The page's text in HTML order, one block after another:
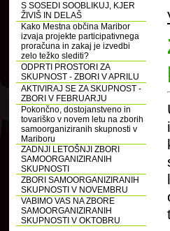
S SOSEDI SOOBLIKUJ, KJER
ŽIVIŠ IN DELAŠ
Kako Mestna občina Maribor
izvaja projekte participativnega
proračuna in zakaj je izvedbi
zelo težko slediti?
ODPRTI PROSTORI ZA
SKUPNOST - ZBORI V APRILU
AKTIVIRAJ SE ZA SKUPNOST -
ZBORI V FEBRUARJU
Pokončno, dostojanstveno in
tovariško v novem letu na zborih
samoorganiziranih skupnosti v
Mariboru
ZADNJI LETOŠNJI ZBORI
SAMOORGANIZIRANIH
SKUPNOSTI
ZBORI SAMOORGANIZIRANIH
SKUPNOSTI V NOVEMBRU
VABIMO VAS NA ZBORE
SAMOORGANIZIRANIH
SKUPNOSTI V OKTOBRU